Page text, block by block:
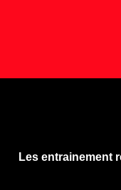
Les entrainement